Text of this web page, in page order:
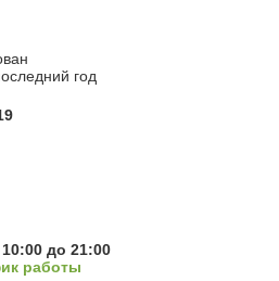
год
до 21:00
работы